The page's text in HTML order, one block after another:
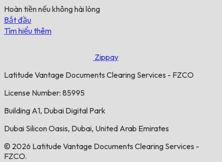
Hoàn tiền nếu không hài lòng
Bắt đầu
Tìm hiểu thêm
Zippay
Latitude Vantage Documents Clearing Services - FZCO
License Number: 85995
Building A1, Dubai Digital Park
Dubai Silicon Oasis, Dubai, United Arab Emirates
© 2026 Latitude Vantage Documents Clearing Services -
FZCO.